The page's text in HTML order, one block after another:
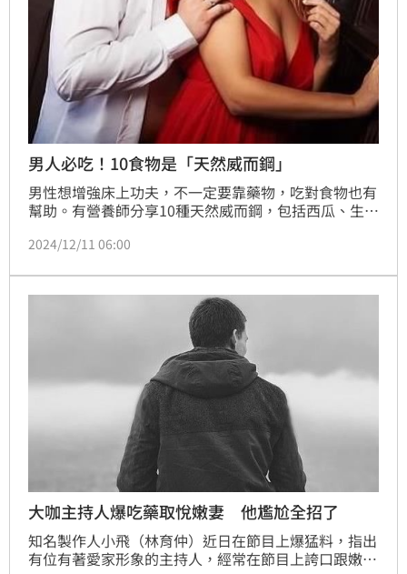
男人必吃！10食物是「天然威而鋼」
男性想增強床上功夫，不一定要靠藥物，吃對食物也有
幫助。有營養師分享10種天然威而鋼，包括西瓜、生
欖油、黑蜆精。如鋅可以增加男性荷爾蒙、橄欖油可增
2024/12/11 06:00
大咖主持人爆吃藥取悅嫩妻 他尷尬全招了
知名製作人小飛（林育仲）近日在節目上爆猛料，指出
有位有著愛家形象的主持人，經常在節目上誇口跟嫩妻